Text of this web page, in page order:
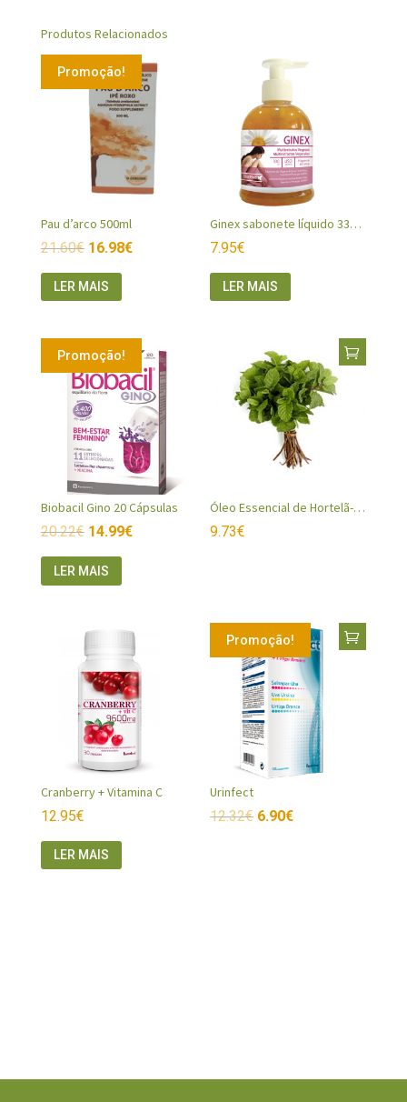
Produtos Relacionados
Promoção!
Pau d’arco 500ml
21.60€ 16.98€
LER MAIS
Ginex sabonete líquido 330ml
7.95€
LER MAIS
Promoção!
Biobacil Gino 20 Cápsulas
20.22€ 14.99€
LER MAIS
Óleo Essencial de Hortelã-Pimenta
9.73€
Cranberry + Vitamina C
12.95€
LER MAIS
Promoção!
Urinfect
12.32€ 6.90€